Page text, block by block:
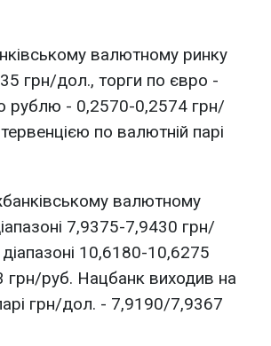
валютному ринку
грн/дол., торги по євро -
рублю - 0,2570-0,2574 грн/
по валютній парі
валютному
7,9375-7,9430 грн/
10,6180-10,6275
руб. Нацбанк виходив на
грн/дол. - 7,9190/7,9367